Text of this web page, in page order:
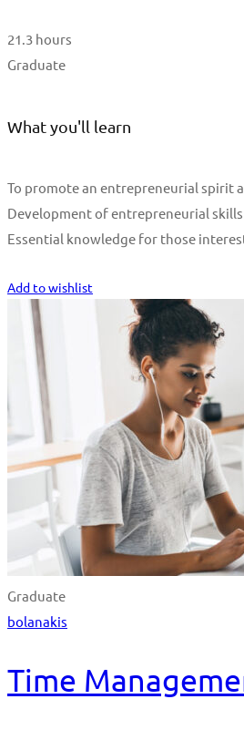
21.3 hours
Graduate
What you'll learn
To promote an entrepreneurial spirit
Development of entrepreneurial
Essential knowledge for those
Add to wishlist
Graduate
bolanakis
Time